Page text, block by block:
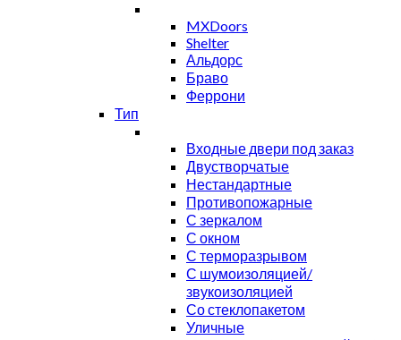
MXDoors
Shelter
Альдорс
Браво
Феррони
Тип
Входные двери под заказ
Двустворчатые
Нестандартные
Противопожарные
С зеркалом
С окном
С терморазрывом
С шумоизоляцией/
звукоизоляцией
Со стеклопакетом
Уличные